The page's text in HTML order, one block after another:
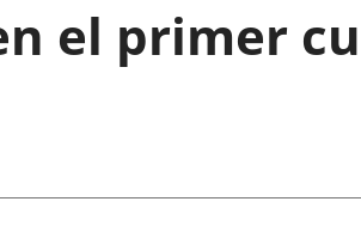
ventana
nueva.
el primer